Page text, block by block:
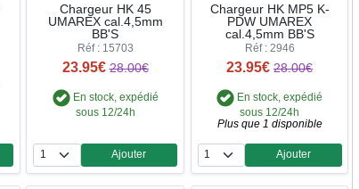
Chargeur HK 45
UMAREX cal.4,5mm
BB'S
Réf : 15703
23.95€ 28.00€
En stock, expédié
sous 12/24h
Quantité
Ajouter
Chargeur HK MP5 K-
PDW UMAREX
cal.4,5mm BB'S
Réf : 2946
23.95€ 28.00€
En stock, expédié
sous 12/24h
Plus que 1 disponible
Quantité
Ajouter